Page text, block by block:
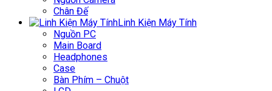
Chân Đế
Linh Kiện Máy Tính
Nguồn PC
Main Board
Headphones
Case
Bàn Phím – Chuột